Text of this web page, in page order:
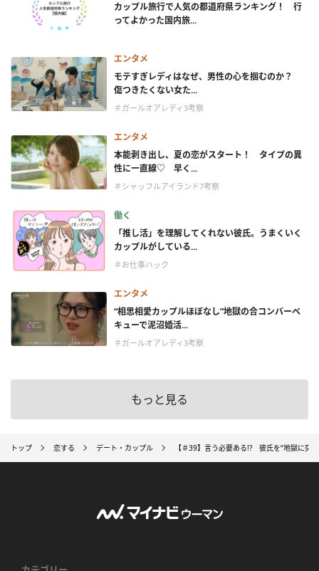
カップル旅行で人気の都道府県ランキング！ 行
ってよかった国内旅...
エンタメ
モテすぎレディはなぜ、男性の心を掴むのか？
傷つきたくない女た...
＃ガールオアレディ3考察
エンタメ
本能剥き出し、夏の恋がスタート！ タイプの異
性に一直線♡ 早く...
＃シャッフルアイランド7考察
働く
「推し活」を理解してくれない彼氏。うまくいく
カップルがしている...
＃お仕事ハック
エンタメ
“相思相愛カップルほぼなし”地獄の合コンバーベ
キューで泥沼婚活...
＃ガールオアレディ3考察
もっと見る
トップ 恋する デート・カップル 【＃39】言う必要ある!? 彼氏を“地獄に突